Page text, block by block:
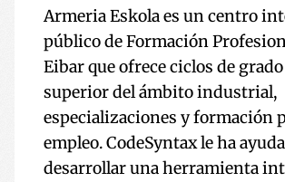
Armeria Eskola es un centro
público de Formación
Eibar que ofrece ciclos de
superior del ámbito industrial,
especializaciones y formación
empleo. CodeSyntax le ha
desarrollar una herramienta